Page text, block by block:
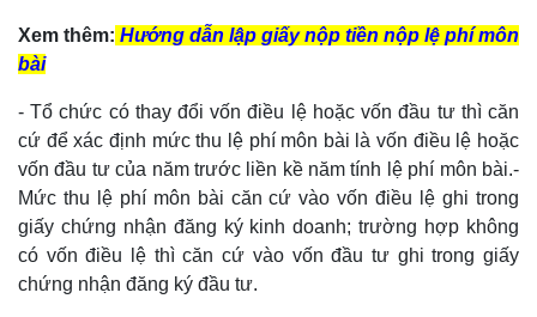
Xem thêm: Hướng dẫn lập giấy nộp tiền nộp lệ phí môn
bài
- Tổ chức có thay đổi vốn điều lệ hoặc vốn đầu tư thì căn
cứ để xác định mức thu lệ phí môn bài là vốn điều lệ hoặc
vốn đầu tư của năm trước liền kề năm tính lệ phí môn bài.-
Mức thu lệ phí môn bài căn cứ vào vốn điều lệ ghi trong
giấy chứng nhận đăng ký kinh doanh; trường hợp không
có vốn điều lệ thì căn cứ vào vốn đầu tư ghi trong giấy
chứng nhận đăng ký đầu tư.